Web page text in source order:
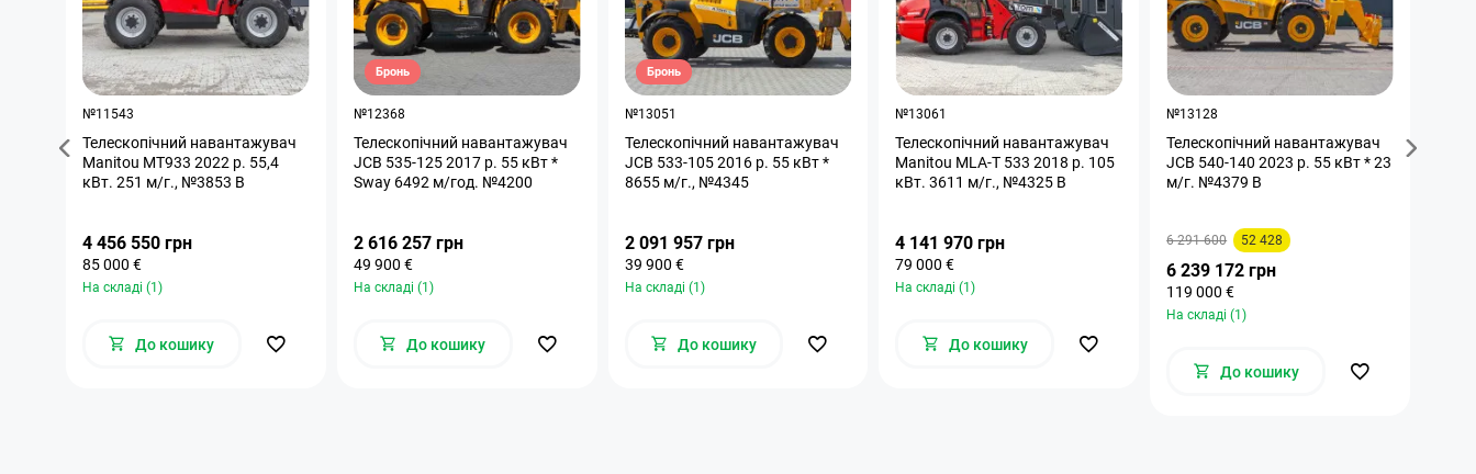
№11543
Телескопічний навантажувач
Manitou MT933 2022 р. 55,4
кВт. 251 м/г., №3853 B
4 456 550 грн
85 000 €
На складі (1)
До кошику
Бронь
№12368
Телескопічний навантажувач
JCB 535-125 2017 р. 55 кВт *
Sway 6492 м/год. №4200
2 616 257 грн
49 900 €
На складі (1)
До кошику
Бронь
№13051
Телескопічний навантажувач
JCB 533-105 2016 р. 55 кВт *
8655 м/г., №4345
2 091 957 грн
39 900 €
На складі (1)
До кошику
№13061
Телескопічний навантажувач
Manitou MLA-T 533 2018 р. 105
кВт. 3611 м/г., №4325 B
4 141 970 грн
79 000 €
На складі (1)
До кошику
№13128
Телескопічний навантажувач
JCB 540-140 2023 р. 55 кВт * 23
м/г. №4379 B
6 291 600 52 428
6 239 172 грн
119 000 €
На складі (1)
До кошику